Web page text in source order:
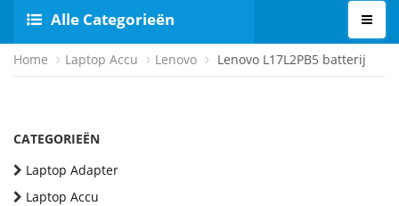
Alle Categorieën
Home Laptop Accu Lenovo Lenovo L17L2PB5 batterij
CATEGORIEËN
Laptop Adapter
Laptop Accu